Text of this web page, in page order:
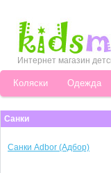
Интернет магазин
Коляски Одежда
Санки
Санки Adbor (Адбор)